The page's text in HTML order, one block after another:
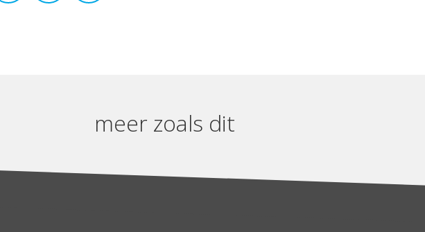
meer zoals dit